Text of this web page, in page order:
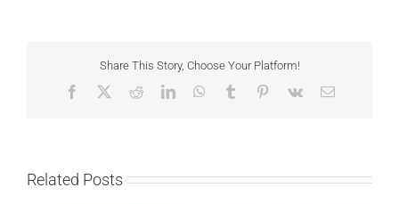
Share This Story, Choose Your Platform!
Facebook RedditLinkedInWhatsApp
Tumblr Pinterest
Vk Email
Related Posts